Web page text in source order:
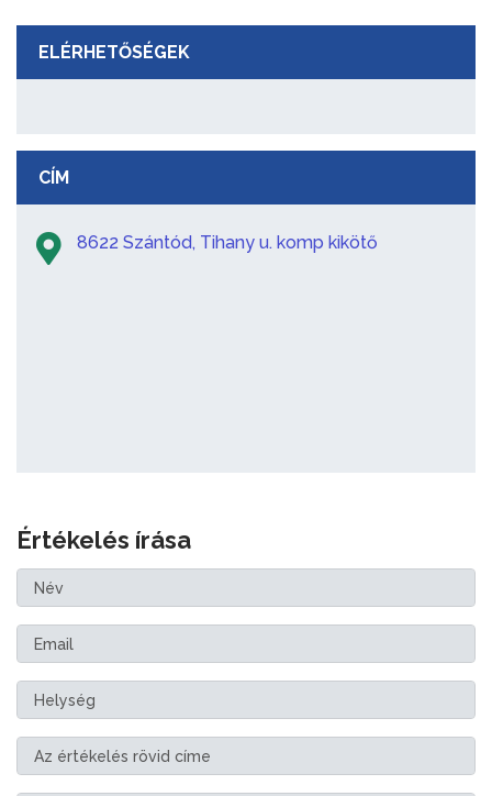
ELÉRHETŐSÉGEK
CÍM
8622 Szántód, Tihany u. komp kikötő
Értékelés írása